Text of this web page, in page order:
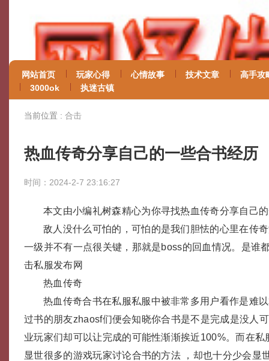
网站首页 玩家心得 心情故事 技术文章
高手攻
3000ok
执迷古镇
当前位置 : 合击
热血传奇分享自己的一些合书经历
时间：2024-2-7 23:16:27
本文由小编礼树森精心为你寻找热血传奇分享自己
敌人没什么可怕的，可怕的是我们胆怯的心里在传
一级并不有一点很关键，那就是boss的回血情况。是谁
击私服发布网
热血传奇
热血传奇合书在私服私服中被非常多用户看作是难
过书的朋友zhaosf们便会知晓你合书是不是完成是没人
业玩家们却可以让完成的可能性渐渐挨近100%。而在私
显世很多的游戏玩家讨论合书的方法 ，却也十分少会显